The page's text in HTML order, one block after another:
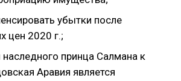
убытки после
цен 2020 г.;
принца Салмана к
Аравия является